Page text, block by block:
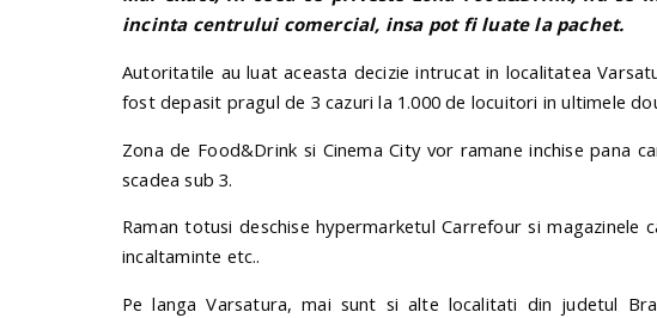
incinta centrului comercial, insa pot fi luate la pachet.
Autoritatile au luat aceasta decizie intrucat in localitatea
fost depasit pragul de 3 cazuri la 1.000 de locuitori in ultimele
Zona de Food&Drink si Cinema City vor ramane inchise pana
scadea sub 3.
Raman totusi deschise hypermarketul Carrefour si magazinele
incaltaminte etc..
Pe langa Varsatura, mai sunt si alte localitati din judetul